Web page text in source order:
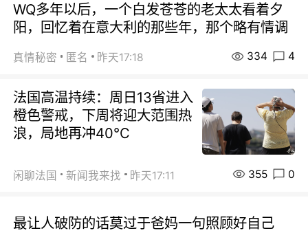
WQ多年以后，一个白发苍苍的老太太看着夕
阳，回忆着在意大利的那些年，那个略有情调
真情秘密 匿名 昨天17:18 334 4
法国高温持续：周日13省进入
橙色警戒，下周将迎大范围热
浪，局地再冲40℃
闲聊法国 新闻我来找 昨天17:11 355 0
最让人破防的话莫过于爸妈一句照顾好自己